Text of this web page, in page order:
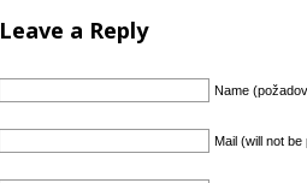
Leave a Reply
Name
Mail (will not